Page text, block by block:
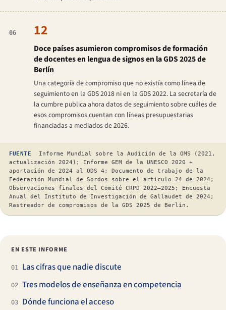
06 12
Doce países asumieron compromisos de formación
de docentes en lengua de signos en la GDS 2025 de
Berlín
Una categoría de compromiso que no existía como línea de
seguimiento en la GDS 2018 ni en la GDS 2022. La secretaría de
la cumbre publica ahora datos de seguimiento sobre cuáles de
esos compromisos cuentan con líneas presupuestarias
financiadas a mediados de 2026.
FUENTE
Informe Mundial sobre la Audición de la OMS (2021,
actualización 2024); Informe GEM de la UNESCO 2020 +
aportación de 2024 al ODS 4; Documento de trabajo de la
Federación Mundial de Sordos sobre el artículo 24 de 2024;
Observaciones finales del Comité CRPD 2022–2025; Encuesta
Anual del Instituto de Investigación de Gallaudet de 2024;
Rastreador de compromisos de la GDS 2025 de Berlín.
EN ESTE INFORME
01 Las cifras que nadie discute
02 Tres modelos de enseñanza en competencia
03 Dónde funciona el acceso